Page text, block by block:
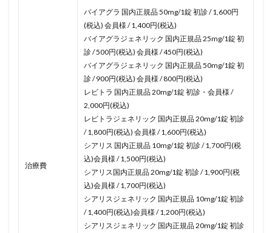
治療費
バイアグラ 国内正規品 50mg/1錠 初診 / 1,600円
(税込) 会員様 / 1,400円(税込)
バイアグラジェネリック 国内正規品 25mg/1錠 初
診 / 500円(税込) 会員様 / 450円(税込)
バイアグラジェネリック 国内正規品 50mg/1錠 初
診 / 900円(税込) 会員様 / 800円(税込)
レビトラ 国内正規品 20mg/1錠 初診・会員様 /
2,000円(税込)
レビトラジェネリック 国内正規品 20mg/1錠 初診
/ 1,800円(税込) 会員様 / 1,600円(税込)
シアリス 国内正規品 10mg/1錠 初診 / 1,700円(税
込)会員様 / 1,500円(税込)
シアリス国内正規品 20mg/1錠 初診 / 1,900円(税
込)会員様 / 1,700円(税込)
シアリスジェネリック 国内正規品 10mg/1錠 初診
/ 1,400円(税込)会員様 / 1,200円(税込)
シアリスジェネリック 国内正規品 20mg/1錠 初診